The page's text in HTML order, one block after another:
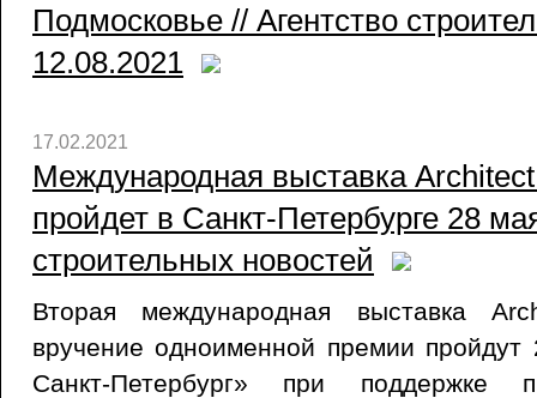
Подмосковье // Агентство
12.08.2021
17.02.2021
Международная выставка
пройдет в Санкт-Петербурге 28
строительных новостей
Вторая международная выставка
вручение одноименной премии
Санкт-Петербург» при поддержке